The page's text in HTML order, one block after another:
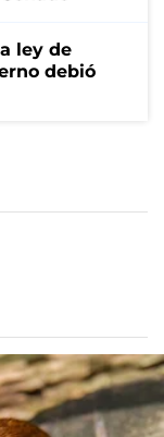
ley de
debió